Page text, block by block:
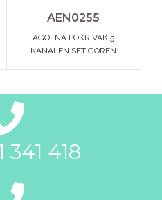
AEN0255
AGOLNA POKRIVAK 5
KANALEN SET GOREN
341 418